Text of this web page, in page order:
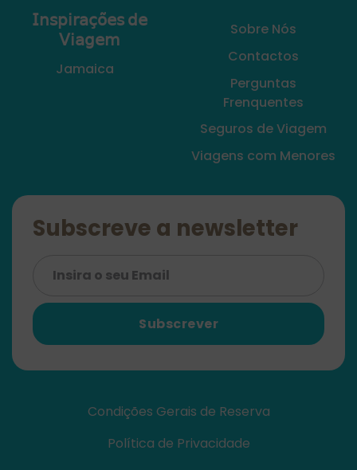
𝖨𝗇𝗌𝗉𝗂𝗋𝖺𝖼̧𝗈̃𝖾𝗌 𝖽𝖾
𝖵𝗂𝖺𝗀𝖾𝗆
Jamaica
Sobre Nós
Contactos
Perguntas
Frenquentes
Seguros de Viagem
Viagens com Menores
Subscreve a newsletter
Subscrever
Condições Gerais de Reserva
Política de Privacidade